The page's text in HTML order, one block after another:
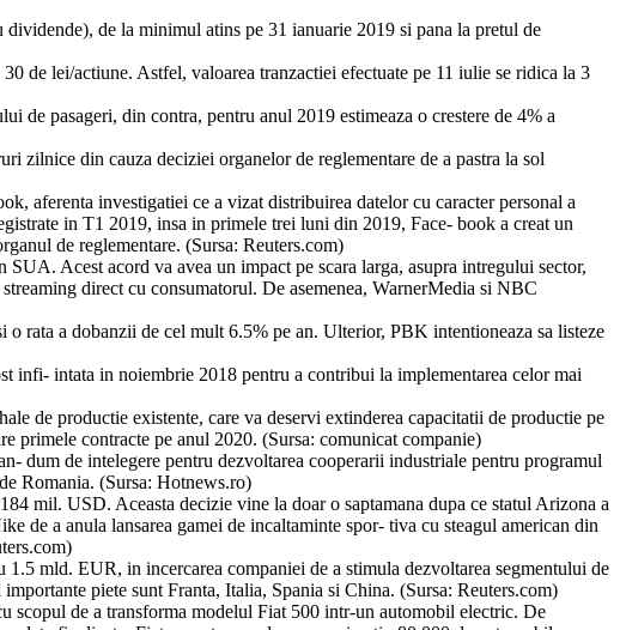
de la minimul atins pe 31 ianuarie 2019 si pana la pretul de
de lei/actiune. Astfel, valoarea tranzactiei efectuate pe 11 iulie se ridica la 3
de pasageri, din contra, pentru anul 2019 estimeaza o crestere de 4% a
zilnice din cauza deciziei organelor de reglementare de a pastra la sol
aferenta investigatiei ce a vizat distribuirea datelor cu caracter personal a
in T1 2019, insa in primele trei luni din 2019, Face- book a creat un
de reglementare. (Sursa: Reuters.com)
Acest acord va avea un impact pe scara larga, asupra intregului sector,
direct cu consumatorul. De asemenea, WarnerMedia si NBC
rata a dobanzii de cel mult 6.5% pe an. Ulterior, PBK intentioneaza sa listeze
intata in noiembrie 2018 pentru a contribui la implementarea celor mai
de productie existente, care va deservi extinderea capacitatii de productie pe
primele contracte pe anul 2020. (Sursa: comunicat companie)
dum de intelegere pentru dezvoltarea cooperarii industriale pentru programul
Romania. (Sursa: Hotnews.ro)
mil. USD. Aceasta decizie vine la doar o saptamana dupa ce statul Arizona a
de a anula lansarea gamei de incaltaminte spor- tiva cu steagul american din
mld. EUR, in incercarea companiei de a stimula dezvoltarea segmentului de
piete sunt Franta, Italia, Spania si China. (Sursa: Reuters.com)
de a transforma modelul Fiat 500 intr-un automobil electric. De